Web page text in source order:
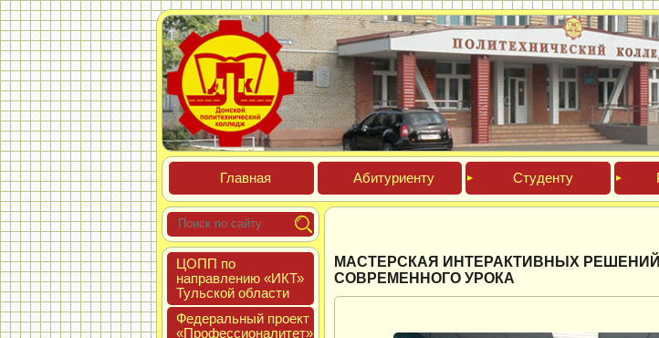
Глав­ная Аби­тури­ен­ту Сту­ден­ту
ЦОПП по
нап­равле­нию «ИКТ»
Туль­ской об­ласти
Феде­раль­ный про­ект
«Про­фес­си­она­литет»
МАСТЕРСКАЯ ИНТЕРАКТИВНЫХ
СОВРЕМЕННОГО УРОКА